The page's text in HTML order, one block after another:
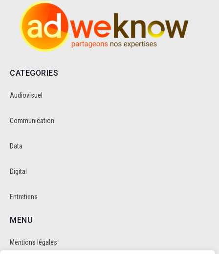
CATEGORIES
Audiovisuel
Communication
Data
Digital
Entretiens
MENU
Mentions légales